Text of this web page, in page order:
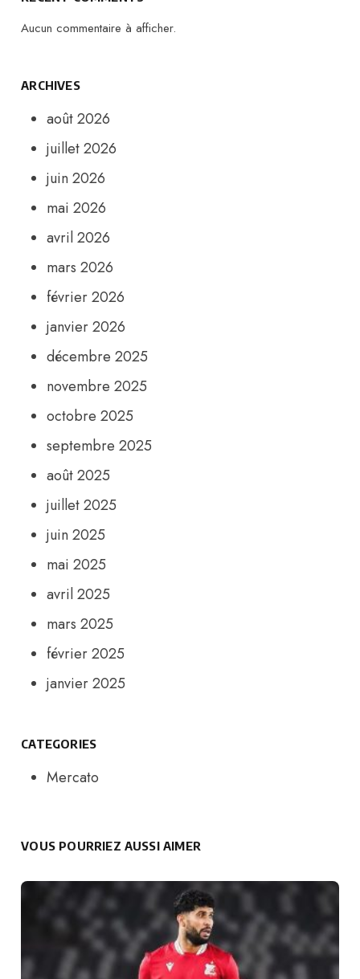
Aucun commentaire à afficher.
ARCHIVES
août 2026
juillet 2026
juin 2026
mai 2026
avril 2026
mars 2026
février 2026
janvier 2026
décembre 2025
novembre 2025
octobre 2025
septembre 2025
août 2025
juillet 2025
juin 2025
mai 2025
avril 2025
mars 2025
février 2025
janvier 2025
CATEGORIES
Mercato
VOUS POURRIEZ AUSSI AIMER